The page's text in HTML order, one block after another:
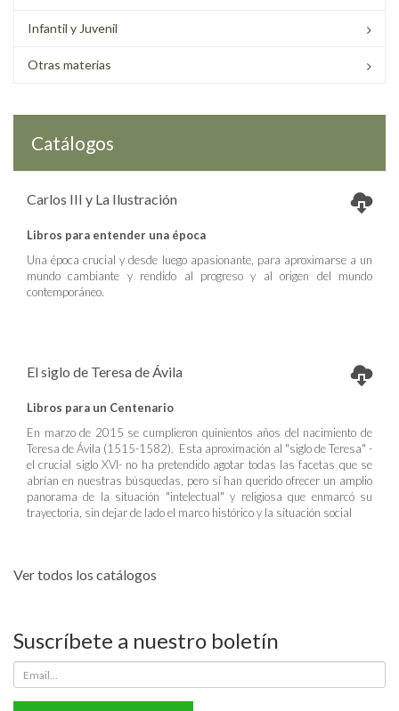
Infantil y Juvenil
Otras materias
Catálogos
Carlos III y La Ilustración
Libros para entender una época
Una época crucial y desde luego apasionante, para aproximarse a un
mundo cambiante y rendido al progreso y al origen del mundo
contemporáneo.
El siglo de Teresa de Ávila
Libros para un Centenario
En marzo de 2015 se cumplieron quinientos años del nacimiento de
Teresa de Ávila (1515-1582). Esta aproximación al "siglo de Teresa" -
el crucial siglo XVI- no ha pretendido agotar todas las facetas que se
abrían en nuestras búsquedas, pero sí han querido ofrecer un amplio
panorama de la situación "intelectual" y religiosa que enmarcó su
trayectoria, sin dejar de lado el marco histórico y la situación social
Ver todos los catálogos
Suscríbete a nuestro boletín